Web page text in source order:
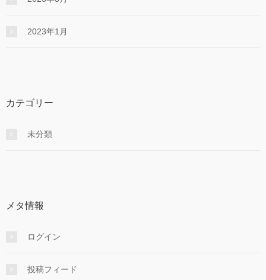
2023年1月
カテゴリー
未分類
メタ情報
ログイン
投稿フィード